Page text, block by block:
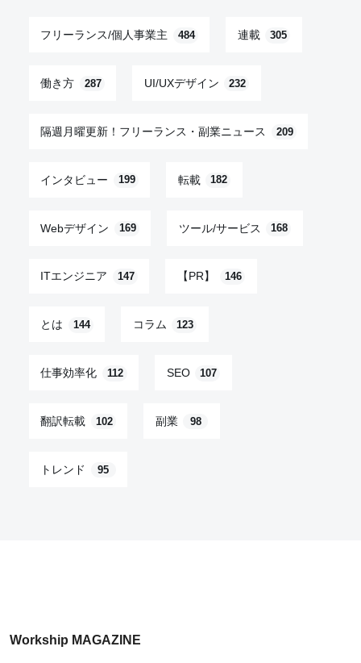
フリーランス/個人事業主 484 連載 305
働き方 287 UI/UXデザイン 232
隔週月曜更新！フリーランス・副業ニュース 209
インタビュー 199 転載 182
Webデザイン 169 ツール/サービス 168
ITエンジニア 147 【PR】 146
とは 144 コラム 123
仕事効率化 112 SEO 107
翻訳転載 102 副業 98
トレンド 95
Workship MAGAZINE